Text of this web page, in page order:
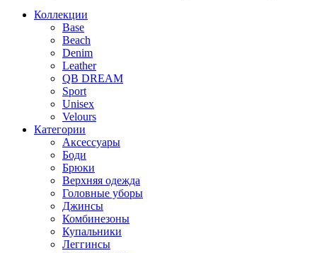
Коллекции
Base
Beach
Denim
Leather
QB DREAM
Sport
Unisex
Velours
Категории
Аксессуары
Боди
Брюки
Верхняя одежда
Головные уборы
Джинсы
Комбинезоны
Купальники
Леггинсы